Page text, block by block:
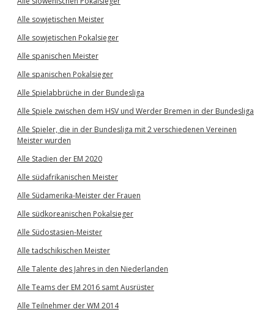
Alle sowjetischen Meister
Alle sowjetischen Pokalsieger
Alle spanischen Meister
Alle spanischen Pokalsieger
Alle Spielabbrüche in der Bundesliga
Alle Spiele zwischen dem HSV und Werder Bremen in der Bundesliga
Alle Spieler, die in der Bundesliga mit 2 verschiedenen Vereinen
Meister wurden
Alle Stadien der EM 2020
Alle südafrikanischen Meister
Alle Südamerika-Meister der Frauen
Alle südkoreanischen Pokalsieger
Alle Südostasien-Meister
Alle tadschikischen Meister
Alle Talente des Jahres in den Niederlanden
Alle Teams der EM 2016 samt Ausrüster
Alle Teilnehmer der WM 2014